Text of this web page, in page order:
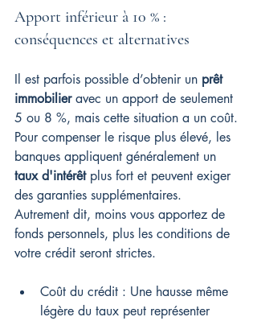
Apport inférieur à 10 % :
conséquences et alternatives
Il est parfois possible d’obtenir un prêt
immobilier avec un apport de seulement
5 ou 8 %, mais cette situation a un coût.
Pour compenser le risque plus élevé, les
banques appliquent généralement un
taux d'intérêt plus fort et peuvent exiger
des garanties supplémentaires.
Autrement dit, moins vous apportez de
fonds personnels, plus les conditions de
votre crédit seront strictes.
Coût du crédit : Une hausse même
légère du taux peut représenter